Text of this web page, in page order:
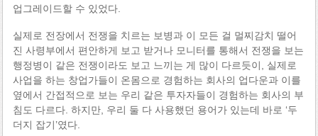
업그레이드할 수 있었다.
실제로 전장에서 전쟁을 치르는 보병과 이 모든 걸 멀찌감치 떨어
진 사령부에서 편안하게 보고 받거나 모니터를 통해서 전쟁을 보는
행정병이 같은 전쟁이라도 보고 느끼는 게 많이 다르듯이, 실제로
사업을 하는 창업가들이 온몸으로 경험하는 회사의 업다운과 이를
옆에서 간접적으로 보는 우리 같은 투자자들이 경험하는 회사의 부
침도 다르다. 하지만, 우리 둘 다 사용했던 용어가 있는데 바로 ‘두
더지 잡기’였다.